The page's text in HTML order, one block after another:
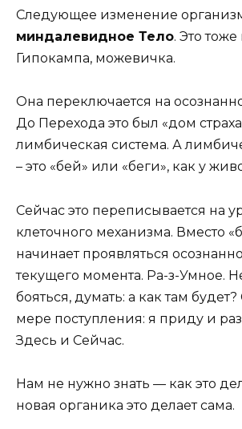
Следующее изменение
миндалевидное Тело. Это
Гипокампа, можевичка.
Она переключается на
До Перехода это был «дом
лимбическая система. А
– это «бей» или «беги», как у
Сейчас это переписывается на
клеточного механизма. Вместо
начинает проявляться
текущего момента. Ра-з-Умное.
бояться, думать: а как там
мере поступления: я приду и
Здесь и Сейчас.
Нам не нужно знать — как это
новая органика это делает сама.